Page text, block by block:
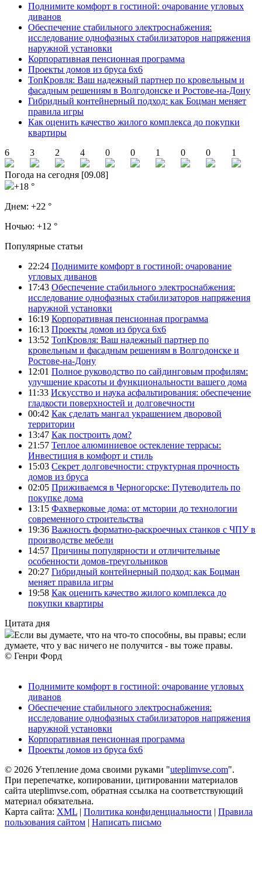
Поднимите комфорт в гостиной: очарование угловых
диванов
Обеспечение стабильного электроснабжения:
исследование однофазных стабилизаторов напряжения
наружной установки
Корпоративная пенсионная программа
Проекты домов из бруса 6х6
ТопКровля: Ваш надежный партнер по кровельным и
фасадным решениям в Волгодонске и Ростове-на-Дону
Гибридный контейнерный подход: как Боцман меняет
правила игры
Как оценить качество жилого комплекса до покупки
квартиры
6
3 2 4 0 0 1 0 0 1
Погода на сегодня [09.08]
+18 °
Днем: +22 °
Ночью: +12 °
Популярные статьи
22:24 Поднимите комфорт в гостиной: очарование
угловых диванов
17:43 Обеспечение стабильного электроснабжения:
исследование однофазных стабилизаторов напряжения
наружной установки
16:19 Корпоративная пенсионная программа
16:13 Проекты домов из бруса 6х6
13:52 ТопКровля: Ваш надежный партнер по
кровельным и фасадным решениям в Волгодонске и
Ростове-на-Дону
12:01 Полное руководство по сайдинговым профилям:
улучшение красоты и функциональности вашего дома
11:33 Искусство и наука асфальтирования: обеспечение
гладкости поверхностей и долговечности
00:42 Как сделать мангал украшением дворовой
территории
13:47 Как построить дом?
21:57 Теплое алюминиевое остекление террасы:
Инвестиция в комфорт и стиль
15:03 Секрет долговечности: структурная прочность
домов из бруса
02:05 Приживаемся в Черногорске: Путеводитель по
покупке дома
13:15 Фахверковые дома: от мстории до технологии
современного строительства
19:36 Важность форматно-раскроечных станков с ЧПУ в
производстве мебели
14:57 Причины популярности и отличительные
особенности домов-треугольников
20:27 Гибридный контейнерный подход: как Боцман
меняет правила игры
19:58 Как оценить качество жилого комплекса до
покупки квартиры
Цитата дня
Если вы думаете, что на что-то способны, вы правы; если
думаете, что у вас ничего не получится - вы тоже правы.
© Генри Форд
Поднимите комфорт в гостиной: очарование угловых
диванов
Обеспечение стабильного электроснабжения:
исследование однофазных стабилизаторов напряжения
наружной установки
Корпоративная пенсионная программа
Проекты домов из бруса 6х6
© 2026 Утепление дома своими руками "uteplimvse.com".
При перепечатке, копировании, цитировании материалов
сайта uteplimvse.com, обратная ссылка на соответствующий
материал обязательна.
Карта сайта: XML | Политика конфиденциальности | Правила
пользования сайтом | Написать письмо